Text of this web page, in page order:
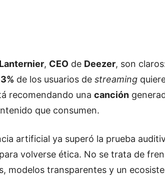
, CEO de Deezer, son
de los usuarios de streaming
recomendando una canción
que consumen.
artificial ya superó la prueba
volverse ética. No se trata de
modelos transparentes y un